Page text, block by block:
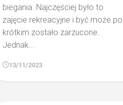
biegania. Najczęściej było to
zajęcie rekreacyjne i być może po
krótkim zostało zarzucone.
Jednak...
13/11/2023